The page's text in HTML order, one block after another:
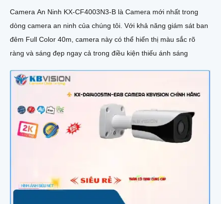
Camera An Ninh KX-CF4003N3-B là Camera mới nhất trong
dòng camera an ninh của chúng tôi. Với khả năng giám sát ban
đêm Full Color 40m, camera này có thể hiển thị màu sắc rõ
ràng và sáng đẹp ngay cả trong điều kiện thiếu ánh sáng